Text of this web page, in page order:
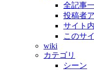
全記事
投稿者
サイト
このサ
wiki
カテゴリ
シーン